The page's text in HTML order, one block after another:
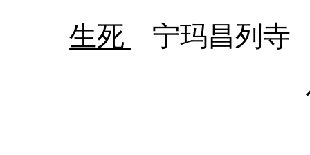
生死
宁玛昌列寺